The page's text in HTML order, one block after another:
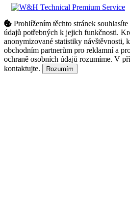
Prohlížením těchto stránek
údajů potřebných k jejich funkčnosti.
anonymizované statistiky návštěvnosti,
obchodním partnerům pro reklamní a
ochraně osobních údajů rozumíme. V
kontaktujte.
Rozumím